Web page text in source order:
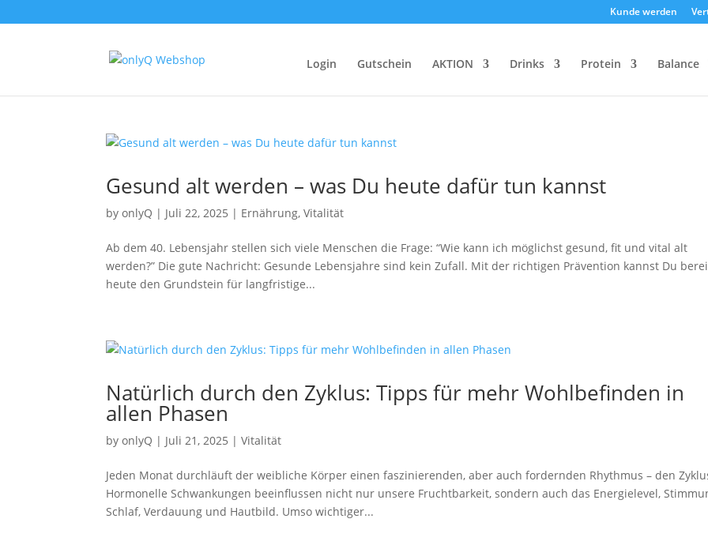
Kunde werden
Login Gutschein AKTION Drinks Protein Balance
Gesund alt werden – was Du heute dafür tun kannst
byonlyQ | Juli 22, 2025 | Ernährung,Vitalität
Ab dem 40. Lebensjahr stellen sich viele Menschen die Frage: “Wie kann ich möglichst gesund, fit und vital alt
werden?” Die gute Nachricht: Gesunde Lebensjahre sind kein Zufall. Mit der richtigen Prävention kannst Du
heute den Grundstein für langfristige...
Natürlich durch den Zyklus: Tipps für mehr Wohlbefinden in
allen Phasen
byonlyQ | Juli 21, 2025 |Vitalität
Jeden Monat durchläuft der weibliche Körper einen faszinierenden, aber auch fordernden Rhythmus – den
Hormonelle Schwankungen beeinflussen nicht nur unsere Fruchtbarkeit, sondern auch das Energielevel,
Schlaf, Verdauung und Hautbild. Umso wichtiger...